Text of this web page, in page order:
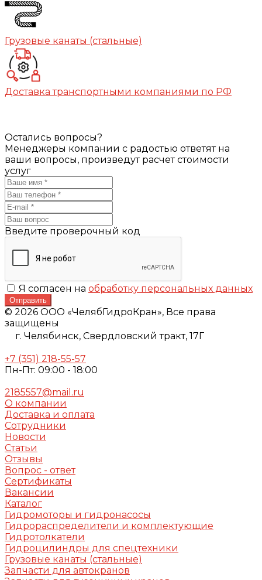
Грузовые канаты (стальные)
Доставка транспортными компаниями по РФ
Остались вопросы?
Менеджеры компании с радостью ответят на
ваши вопросы, произведут расчет стоимости
услуг
Введите проверочный код
Я согласен на обработку персональных данных
Отправить
© 2026 ООО «ЧелябГидроКран», Все права
защищены
г. Челябинск, Свердловский тракт, 17Г
+7 (351) 218-55-57
Пн-Пт: 09:00 - 18:00
2185557@mail.ru
О компании
Доставка и оплата
Сотрудники
Новости
Статьи
Отзывы
Вопрос - ответ
Сертификаты
Вакансии
Каталог
Гидромоторы и гидронасосы
Гидрораспределители и комплектующие
Гидротолкатели
Гидроцилиндры для спецтехники
Грузовые канаты (стальные)
Запчасти для автокранов